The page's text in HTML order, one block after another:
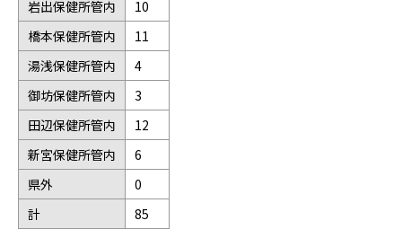
岩出保健所管内
10
橋本保健所管内
11
湯浅保健所管内
4
御坊保健所管内
3
田辺保健所管内
12
新宮保健所管内
6
県外
0
計
85